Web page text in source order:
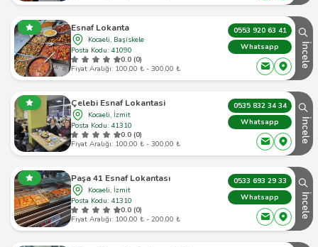
Esnaf Lokanta
Kocaeli, Başiskele
Posta Kodu: 41090
0.0 (0)
Fiyat Aralığı: 100,00 ₺ - 300,00 ₺
0553 920 63 41
Whatsapp
İncele
Çelebi Esnaf Lokantasi
Kocaeli, İzmit
Posta Kodu: 41310
0.0 (0)
Fiyat Aralığı: 100,00 ₺ - 300,00 ₺
0535 832 34 34
Whatsapp
İncele
Paşa 41 Esnaf Lokantası
Kocaeli, İzmit
Posta Kodu: 41310
0.0 (0)
Fiyat Aralığı: 100,00 ₺ - 200,00 ₺
0533 693 29 33
Whatsapp
İncele